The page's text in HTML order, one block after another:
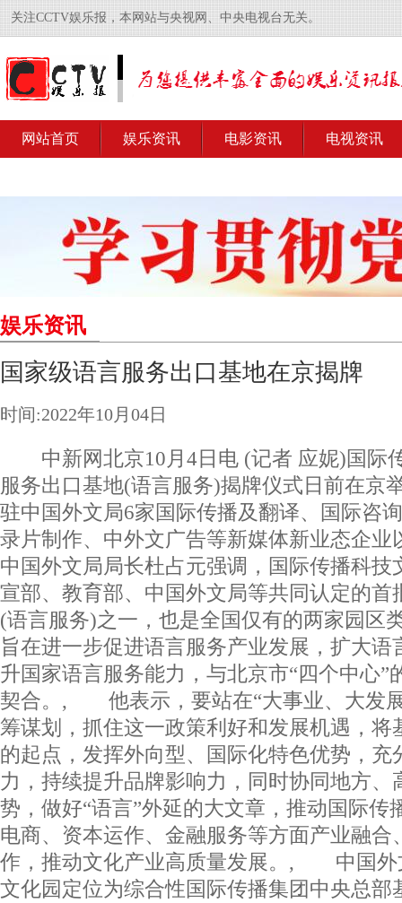
关注CCTV娱乐报，本网站与央视网、中央电视台无关。
网站首页 娱乐资讯 电影资讯 电视资讯
娱乐资讯
国家级语言服务出口基地在京揭牌
时间:2022年10月04日
中新网北京10月4日电 (记者 应妮)国际
服务出口基地(语言服务)揭牌仪式日前在京
驻中国外文局6家国际传播及翻译、国际咨
录片制作、中外文广告等新媒体新业态
中国外文局局长杜占元强调，国际传播科技
宣部、教育部、中国外文局等共同认定的首
(语言服务)之一，也是全国仅有的两家园区
旨在进一步促进语言服务产业发展，扩大语
升国家语言服务能力，与北京市“四个中心”
契合。, 他表示，要站在“大事业、大发
筹谋划，抓住这一政策利好和发展机遇，将
的起点，发挥外向型、国际化特色优势，充
力，持续提升品牌影响力，同时协同地方、
势，做好“语言”外延的大文章，推动国际传
电商、资本运作、金融服务等方面产业融合
作，推动文化产业高质量发展。, 中国外
文化园定位为综合性国际传播集团中央总部